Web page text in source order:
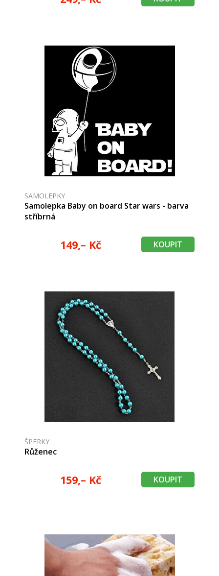
SAMOLEPKY
Samolepka Baby on board Star wars - barva
stříbrná
149,– Kč KOUPIT
ŠPERKY
Růženec
159,– Kč KOUPIT